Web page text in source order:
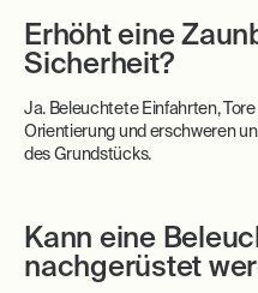
Erhöht eine
Sicherheit?
Ja. Beleuchtete Einfahrten,
Orientierung und erschweren
des Grundstücks.
Kann eine
nachgerüstet